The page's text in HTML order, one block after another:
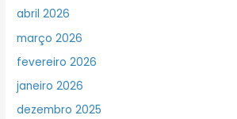
abril 2026
março 2026
fevereiro 2026
janeiro 2026
dezembro 2025